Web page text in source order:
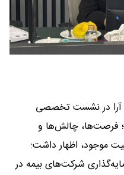
آرا در نشست تخصصی
فرصت‌ها، چالش‌ها و
موجود، اظهار داشت:
شرکت‌های بیمه در